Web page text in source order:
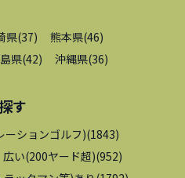
県(37) 熊本県(46)
県(42) 沖縄県(36)
す
ーションゴルフ)(1843)
広い(200ヤード超)(952)